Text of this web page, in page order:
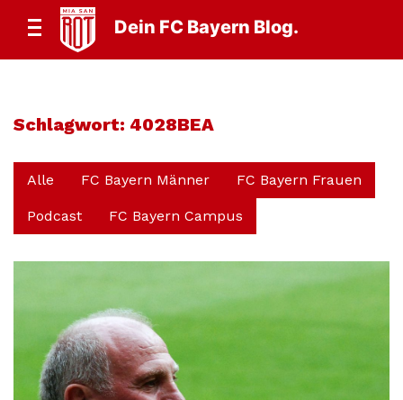
Dein FC Bayern Blog.
Schlagwort: 4028BEA
Alle FC Bayern Männer FC Bayern Frauen
Podcast FC Bayern Campus